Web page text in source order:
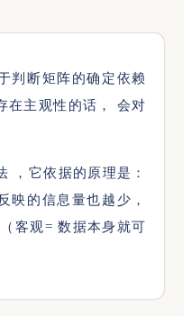
判断矩阵的确定依赖
在主观性的话， 会对
，它依据的原理是：
映的信息量也越少，
客观= 数据本身就可